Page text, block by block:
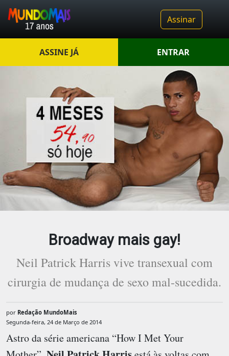
Assinar
ASSINE JÁ ENTRAR
Broadway mais gay!
Neil Patrick Harris vive transexual com
cirurgia de mudança de sexo mal-sucedida.
por Redação MundoMais
Segunda-feira, 24 de Março de 2014
Astro da série americana “How I Met Your